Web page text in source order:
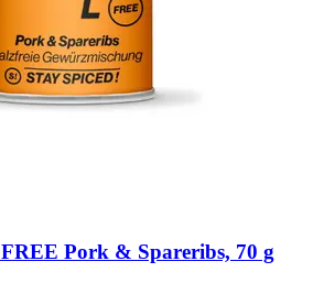
FREE Pork & Spareribs, 70 g